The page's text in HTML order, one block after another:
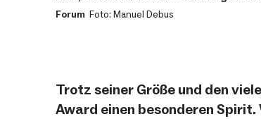
Forum Foto: Manuel Debus
Trotz seiner Größe und den
Award einen besonderen